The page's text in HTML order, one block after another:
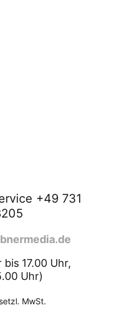
+49 731
17.00 Uhr,
Uhr)
MwSt.